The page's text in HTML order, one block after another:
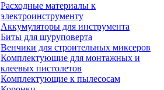
Расходные материалы к
электроинструменту
Аккумуляторы для инструмента
Биты для шуруповерта
Венчики для строительных миксеров
Комплектующие для монтажных и
клеевых пистолетов
Комплектующие к пылесосам